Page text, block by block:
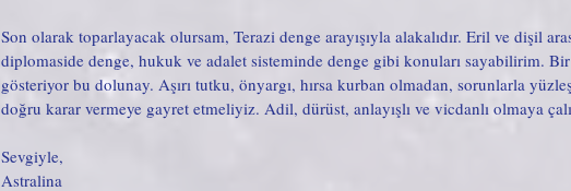
Son olarak toparlayacak olursam, Terazi denge arayışıyla alakalıdır. Eril ve dişil
diplomaside denge, hukuk ve adalet sisteminde denge gibi konuları sayabilirim.
gösteriyor bu dolunay. Aşırı tutku, önyargı, hırsa kurban olmadan, sorunlarla
doğru karar vermeye gayret etmeliyiz. Adil, dürüst, anlayışlı ve vicdanlı olmaya
Sevgiyle,
Astralina